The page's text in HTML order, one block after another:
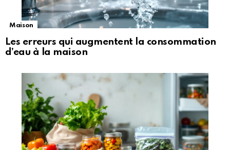
Maison
Les erreurs qui augmentent la consommation
d’eau à la maison